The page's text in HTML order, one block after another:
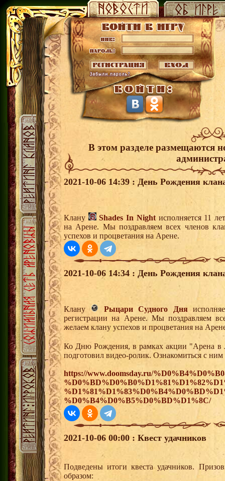
В этом разделе размещаются
2021-10-06 14:39 : День Рождения
Клану Shades In Nightисполняется 11
на Арене. Мы поздравляем всех членов
успехов и процветания на Арене.
2021-10-06 14:34 : День Рождения
Клану Рыцари Судного Дня
регистрации на Арене. Мы поздравляем
желаем клану успехов и процветания на
Ко Дню Рождения, в рамках акции "Арена в
подготовил видео-ролик. Ознакомиться с
https://www.doomsday.ru/
%D0%B4%D0%B5%D0%BD%D1%8C/
2021-10-06 00:00 : Квест удачников
Подведены итоги квеста удачников.
образом: